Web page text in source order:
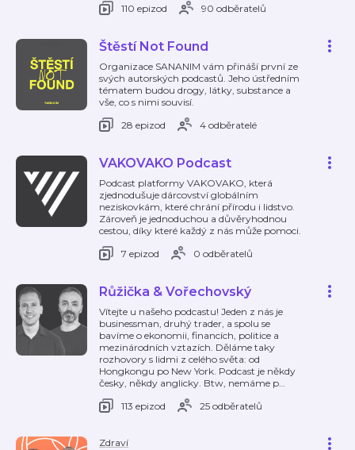
110 epizod
90 odběratelů
Štěstí Not Found
Organizace SANANIM vám přináší první ze
svých autorských podcastů. Jeho ústředním
tématem budou drogy, látky, substance a
vše, co s nimi souvisí.
28 epizod
4 odběratelé
VAKOVAKO Podcast
Podcast platformy VAKOVAKO, která
zjednodušuje dárcovství globálním
neziskovkám, které chrání přírodu i lidstvo.
Zároveň je jednoduchou a důvěryhodnou
cestou, díky které každý z nás může pomoci.
7 epizod
0 odběratelů
Růžička & Vořechovský
Vítejte u našeho podcastu! Jeden z nás je
businessman, druhý trader, a spolu se
bavíme o ekonomii, financích, politice a
mezinárodních vztazích. Děláme taky
rozhovory s lidmi z celého světa: od
Hongkongu po New York. Podcast je někdy
česky, někdy anglicky. Btw, nemáme p…
113 epizod
25 odběratelů
Zdraví